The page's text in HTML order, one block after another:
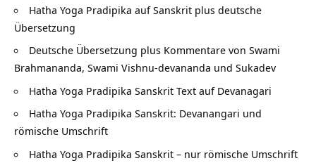
Hatha Yoga Pradipika auf Sanskrit plus deutsche
Übersetzung
Deutsche Übersetzung plus Kommentare von Swami
Brahmananda, Swami Vishnu-devananda und Sukadev
Hatha Yoga Pradipika Sanskrit Text auf Devanagari
Hatha Yoga Pradipika Sanskrit: Devanangari und
römische Umschrift
Hatha Yoga Pradipika Sanskrit – nur römische Umschrift